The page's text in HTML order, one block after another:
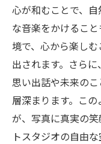
心が和むことで、
な音楽をかけるこ
境で、心から楽し
出されます。さらに
思い出話や未来の
層深まります。こ
が、写真に真実の
トスタジオの自由